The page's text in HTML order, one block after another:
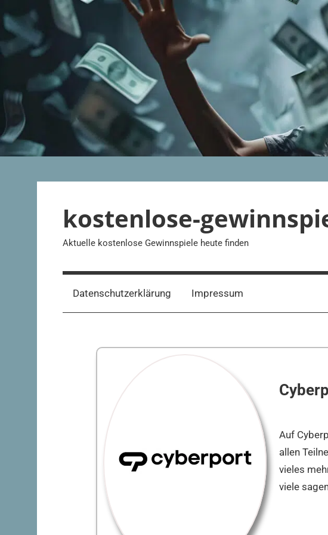
Inhalt
springen
kostenlose-
Aktuelle kostenlose Gewinnspiele heute finden
Datenschutzerklärung Impressum
Auf
allen
vieles
viele